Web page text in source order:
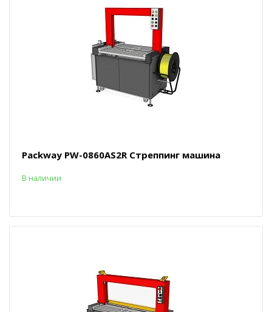
Packway PW-0860AS2R Стреппинг машина
В наличии